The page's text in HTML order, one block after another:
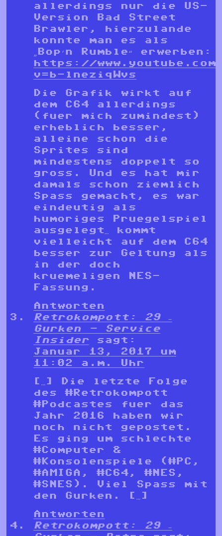
allerdings nur die US-
Version Bad Street
Brawler, hierzulande
konnte man es als
„Bop’n Rumble“ erwerben:
https://
v=b-lneziqWvs
Die Grafik wirkt auf
dem C64 allerdings
(fuer mich zumindest)
erheblich besser,
alleine schon die
Sprites sind
mindestens doppelt so
gross. Und es hat mir
damals schon ziemlich
Spass gemacht, es war
eindeutig als
humoriges Pruegelspiel
ausgelegt… kommt
vielleicht auf dem C64
besser zur Geltung als
in der doch
kruemeligen NES-
Fassung.
Antworten
Retrokompott: 29 –
Gurken - Service
Insider
sagt:
Januar 13, 2017 um
11:02 a.m. Uhr
[…] Die letzte Folge
des #Retrokompott
#Podcastes fuer das
Jahr 2016 haben wir
noch nicht gepostet.
Es ging um schlechte
#Computer &
#Konsolenspiele (#PC,
#AMIGA, #C64, #NES,
#SNES). Viel Spass mit
den Gurken. […]
Antworten
Retrokompott: 29 –